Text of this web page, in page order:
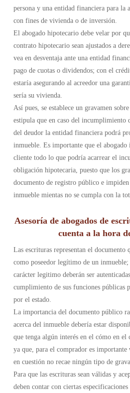
persona y una entidad financiera para la
con fines de vivienda o de inversión.
El abogado hipotecario debe velar por
contrato hipotecario sean ajustados a
vea en desventaja ante una entidad
pago de cuotas o dividendos; con el
estaría asegurando al acreedor una
sería su vivienda.
Así pues, se establece un gravamen
estipula que en caso del incumplimiento
del deudor la entidad financiera podrá
inmueble. Es importante que el abogado
cliente todo lo que podría acarrear el
obligación hipotecaria, puesto que los
documento de registro público e
inmueble mientas no se cumpla con la
Asesoría de abogados de
cuenta a la hora
Las escrituras representan el documento
como poseedor legítimo de un inmueble;
carácter legitimo deberán ser
cumplimiento de sus funciones públicas
por el estado.
La importancia del documento público
acerca del inmueble debería estar
que tenga algún interés en el cómo en el
ya que, para el comprador es
en cuestión no recae ningún tipo de
Para que las escrituras sean válidas y
deben contar con ciertas